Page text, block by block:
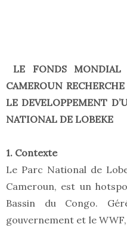
LE FONDS
CAMEROUN
LE DEVELOPPEMENT
NATIONAL DE LOBEKE
1. Contexte
Le Parc National de
Cameroun, est un
Bassin du Congo.
gouvernement et le